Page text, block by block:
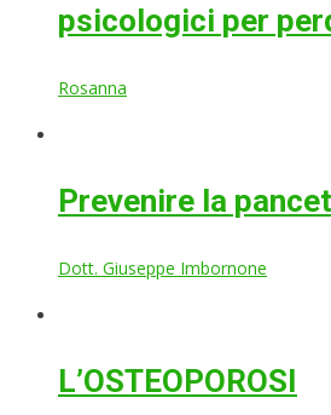
psicologici per
Rosanna
Prevenire la
Dott. Giuseppe Imbornone
L’OSTEOPOROSI